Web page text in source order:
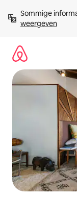
direct
naar
Sommige
weergeven